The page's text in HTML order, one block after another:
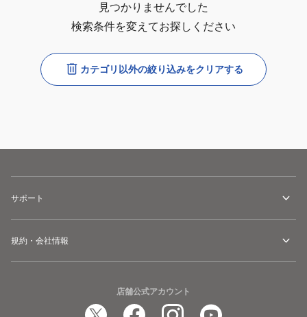
見つかりませんでした
検索条件を変えてお探しください
カテゴリ以外の絞り込みをクリアする
サポート
規約・会社情報
店舗公式アカウント